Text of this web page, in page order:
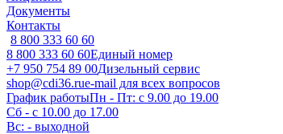
Документы
Контакты
8 800 333 60 60
8 800 333 60 60Единый номер
+7 950 754 89 00Дизельный сервис
shop@cdi36.rue-mail для всех вопросов
График работыПн - Пт: с 9.00 до 19.00
Сб - с 10.00 до 17.00
Вс: - выходной